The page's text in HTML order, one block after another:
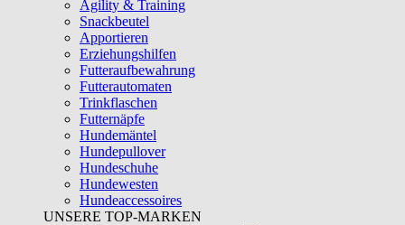
Agility & Training
Snackbeutel
Apportieren
Erziehungshilfen
Futteraufbewahrung
Futterautomaten
Trinkflaschen
Futternäpfe
Hundemäntel
Hundepullover
Hundeschuhe
Hundewesten
Hundeaccessoires
UNSERE TOP-MARKEN